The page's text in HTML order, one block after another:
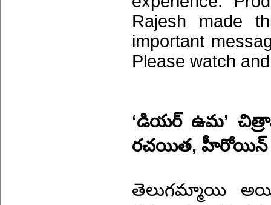
Rajesh made
important
Please watch
‘డియర్ ఉమ’
రచయిత, హీరోయిన్
తెలుగమ్మాయి